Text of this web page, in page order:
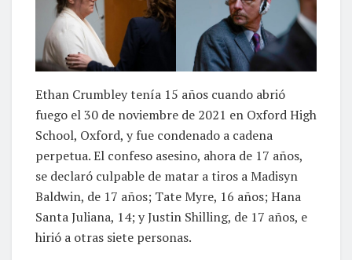
Ethan Crumbley tenía 15 años cuando abrió
fuego el 30 de noviembre de 2021 en Oxford High
School, Oxford, y fue condenado a cadena
perpetua. El confeso asesino, ahora de 17 años,
se declaró culpable de matar a tiros a Madisyn
Baldwin, de 17 años; Tate Myre, 16 años; Hana
Santa Juliana, 14; y Justin Shilling, de 17 años, e
hirió a otras siete personas.